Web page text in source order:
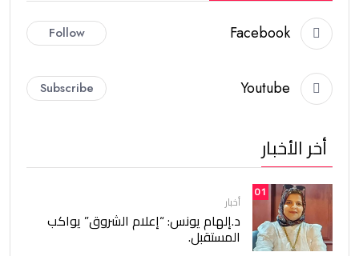
Facebook
Follow
Youtube
Subscribe
أخر الأخبار
01
أخبار
د.إلهام يونس: “إعلام الشروق” يواكب
المستقبل.